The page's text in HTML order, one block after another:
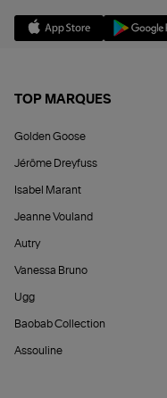
TOP MARQUES
Golden Goose
Jérôme Dreyfuss
Isabel Marant
Jeanne Vouland
Autry
Vanessa Bruno
Ugg
Baobab Collection
Assouline